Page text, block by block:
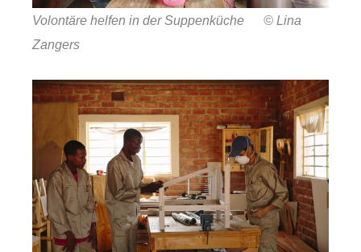
Volontäre helfen in der Suppenküche © Lina
Zangers